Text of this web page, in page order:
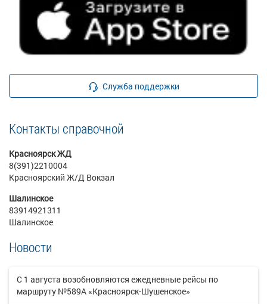
Служба поддержки
Контакты справочной
Красноярск ЖД
8(391)2210004
Красноярский Ж/Д Вокзал
Шалинское
83914921311
Шалинское
Новости
С 1 августа возобновляются ежедневные рейсы по
маршруту №589А «Красноярск-Шушенское»